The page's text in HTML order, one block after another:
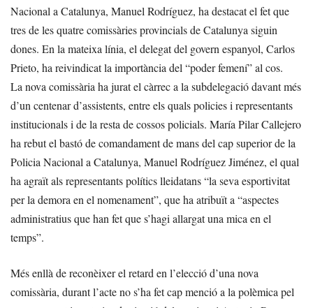
Nacional a Catalunya, Manuel Rodríguez, ha destacat el fet que
tres de les quatre comissàries provincials de Catalunya siguin
dones. En la mateixa línia, el delegat del govern espanyol, Carlos
Prieto, ha reivindicat la importància del “poder femení” al cos.
La nova comissària ha jurat el càrrec a la subdelegació davant més
d’un centenar d’assistents, entre els quals policies i representants
institucionals i de la resta de cossos policials. María Pilar Callejero
ha rebut el bastó de comandament de mans del cap superior de la
Policia Nacional a Catalunya, Manuel Rodríguez Jiménez, el qual
ha agraït als representants polítics lleidatans “la seva esportivitat
per la demora en el nomenament”, que ha atribuït a “aspectes
administratius que han fet que s’hagi allargat una mica en el
temps”.
Més enllà de reconèixer el retard en l’elecció d’una nova
comissària, durant l’acte no s’ha fet cap menció a la polèmica pel